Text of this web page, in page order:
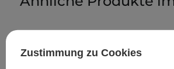
Zustimmung zu Cookies